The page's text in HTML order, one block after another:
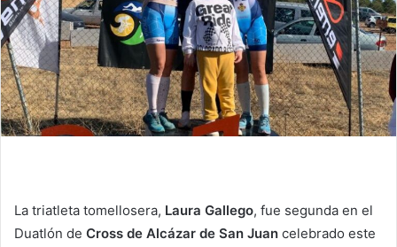
La triatleta tomellosera, Laura Gallego, fue segunda en el
Duatlón de Cross de Alcázar de San Juan celebrado este